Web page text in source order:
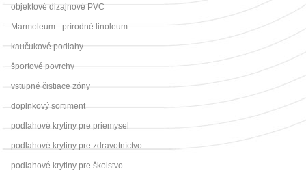
objektové dizajnové PVC
Marmoleum - prírodné linoleum
kaučukové podlahy
športové povrchy
vstupné čistiace zóny
doplnkový sortiment
podlahové krytiny pre priemysel
podlahové krytiny pre zdravotníctvo
podlahové krytiny pre školstvo